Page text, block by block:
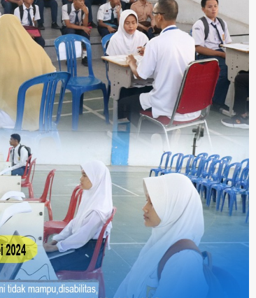
PNS
Mapel
Erni Hestiani
NIK
1671095005680007
NIP
196805101990032009
STAT